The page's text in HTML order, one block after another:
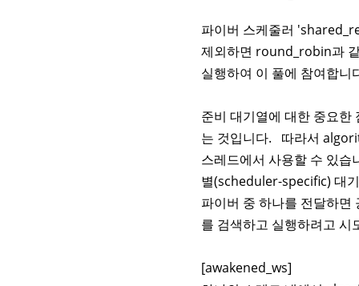
파이버 스케줄러
제외하면 round_robin과
실행하여 이 풀에 참여합니
준비 대기열에 대한 중요
는 것입니다. 따라서
스레드에서 사용할 수 있
별(scheduler-specific) 대
파이버 중 하나를 전달하
를 검색하고 실행하려고 시
[awakened_ws]